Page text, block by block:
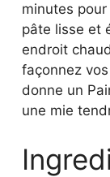
minutes
pâte lisse et
endroit
façonnez
donne un
une mie